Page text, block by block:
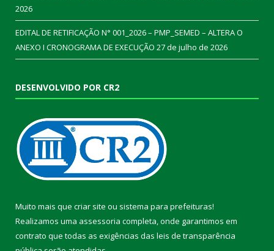
2026
EDITAL DE RETIFICAÇÃO N° 001_2026 – PMP_SEMED – ALTERA O
ANEXO I CRONOGRAMA DE EXECUÇÃO 27 de julho de 2026
DESENVOLVIDO POR CR2
Muito mais que criar site ou sistema para prefeituras!
Realizamos uma assessoria completa, onde garantimos em
contrato que todas as exigências das leis de transparência